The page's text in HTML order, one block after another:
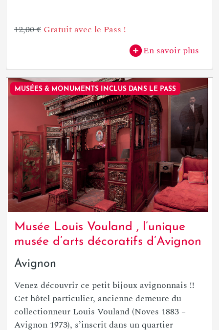
12,00 € Gratuit avec le Pass !
En savoir plus
MUSÉES & MONUMENTS INCLUS DANS LE PASS
Musée Louis Vouland , l’unique
musée d’arts décoratifs d’Avignon
Avignon
Venez découvrir ce petit bijoux avignonnais !!
Cet hôtel particulier, ancienne demeure du
collectionneur Louis Vouland (Noves 1883 –
Avignon 1973), s’inscrit dans un quartier